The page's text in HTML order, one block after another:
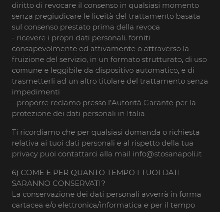
diritto di revocare il consenso in qualsiasi momento
senza pregiudicare le liceità del trattamento basata
sul consenso prestato prima della revoca
- ricevere i propri dati personali, forniti
consapevolmente ed attivamente o attraverso la
fruizione del servizio, in un formato strutturato, di uso
comune e leggibile da dispositivo automatico, e di
trasmetterli ad un altro titolare del trattamento senza
impedimenti
- proporre reclamo presso l’Autorità Garante per la
protezione dei dati personali in Italia
Ti ricordiamo che per qualsiasi domanda o richiesta
relativa ai tuoi dati personali e al rispetto della tua
privacy puoi contattarci alla mail info@stosanapoli.it
6) COME E PER QUANTO TEMPO I TUOI DATI
SARANNO CONSERVATI?
La conservazione dei dati personali avverrà in forma
cartacea e/o elettronica/informatica e per il tempo